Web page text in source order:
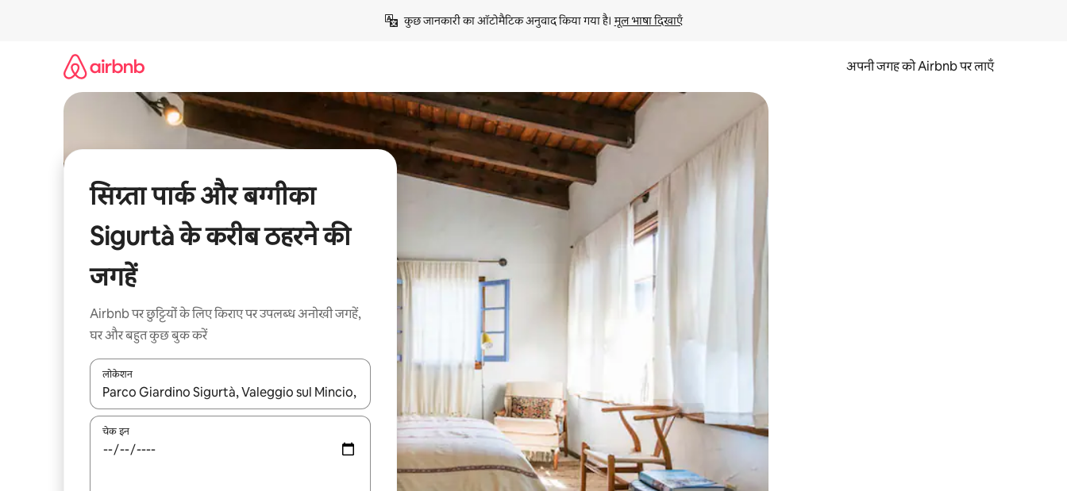
कुछ जानकारी का ऑटोमैटिक अनुवाद किया गया है। मूल भाषा दिखाएँ
अपनी जगह को Airbnb पर लाएँ
सिग्र्ता पार्क और बग्गीका
Sigurtà के करीब ठहरने की
जगहें
Airbnb पर छुट्टियों के लिए किराए पर उपलब्ध अनोखी जगहें,
घर और बहुत कुछ बुक करें
लोकेशन
नतीजों के उपलब्ध होने पर, अप और डाउन 'ऐरो की' का इस्तेमाल करके नेविगेट करें या टच या फिर स्वाइप जेस्चर का इस्तेमाल करके एक्सप्लोर करें।
चेक इन